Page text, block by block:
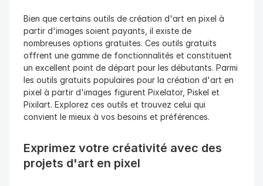
Bien que certains outils de création d'art en pixel à
partir d'images soient payants, il existe de
nombreuses options gratuites. Ces outils gratuits
offrent une gamme de fonctionnalités et constituent
un excellent point de départ pour les débutants. Parmi
les outils gratuits populaires pour la création d'art en
pixel à partir d'images figurent Pixelator, Piskel et
Pixilart. Explorez ces outils et trouvez celui qui
convient le mieux à vos besoins et préférences.
Exprimez votre créativité avec des
projets d'art en pixel